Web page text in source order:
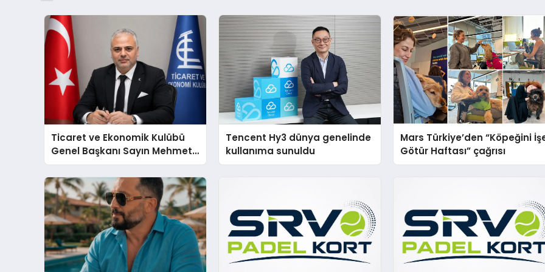
Ticaret ve Ekonomik Kulübü
Genel Başkanı Sayın Mehmet
Ulutaş, ekonomiye dair yaptığı
açıklamada şunları kaydetti:
Tencent Hy3 dünya genelinde
kullanıma sunuldu
Mars Türkiye’den “Köpeğini
Götür Haftası” çağrısı